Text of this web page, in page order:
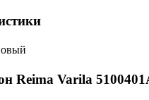
Reima Varila